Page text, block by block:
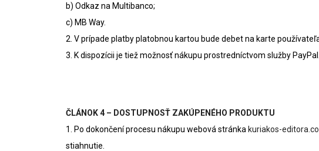
b) Odkaz na Multibanco;
c) MB Way.
2. V prípade platby platobnou kartou bude debet na karte
3. K dispozícii je tiež možnosť nákupu prostredníctvom služby PayPal.
ČLÁNOK 4 – DOSTUPNOSŤ ZAKÚPENÉHO PRODUKTU
1. Po dokončení procesu nákupu webová stránka kuriakos-
stiahnutie.